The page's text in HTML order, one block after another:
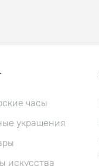
часы
украшения
искусства